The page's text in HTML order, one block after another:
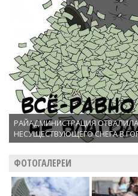
РАЙАДМИНИСТРАЦИЯ
НЕСУЩЕСТВУЮЩЕГО СНЕГА В
ФОТОГАЛЕРЕИ